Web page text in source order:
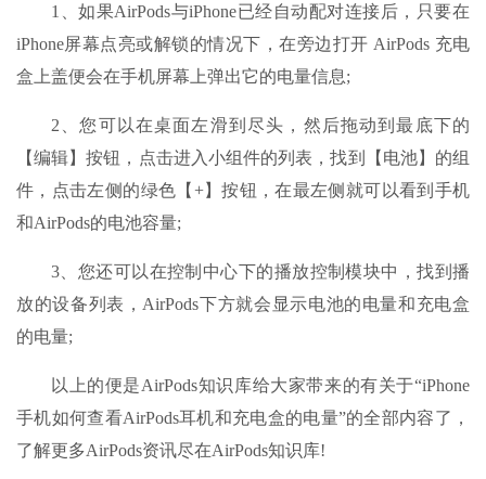
1、如果AirPods与iPhone已经自动配对连接后，只要在
iPhone屏幕点亮或解锁的情况下，在旁边打开 AirPods 充电
盒上盖便会在手机屏幕上弹出它的电量信息;
2、您可以在桌面左滑到尽头，然后拖动到最底下的
【编辑】按钮，点击进入小组件的列表，找到【电池】的组
件，点击左侧的绿色【+】按钮，在最左侧就可以看到手机
和AirPods的电池容量;
3、您还可以在控制中心下的播放控制模块中，找到播
放的设备列表，AirPods下方就会显示电池的电量和充电盒
的电量;
以上的便是AirPods知识库给大家带来的有关于“iPhone
手机如何查看AirPods耳机和充电盒的电量”的全部内容了，
了解更多AirPods资讯尽在AirPods知识库!